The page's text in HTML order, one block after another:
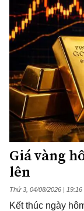
Giá vàng
lên
Thứ 3, 04/08/2026 | 19:16
Kết thúc ngày